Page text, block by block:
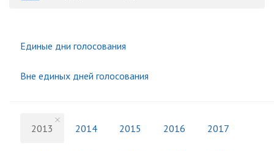
Единые дни голосования
Вне единых дней голосования
2013 2014 2015 2016 2017